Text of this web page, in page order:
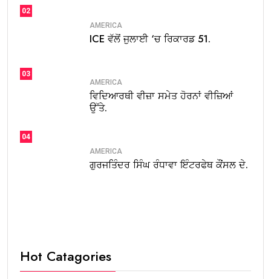
02
AMERICA
ICE ਵੱਲੋਂ ਜੁਲਾਈ ‘ਚ ਰਿਕਾਰਡ 51.
03
AMERICA
ਵਿਦਿਆਰਥੀ ਵੀਜ਼ਾ ਸਮੇਤ ਹੋਰਨਾਂ ਵੀਜ਼ਿਆਂ
ਉੱਤੇ.
04
AMERICA
ਗੁਰਜਤਿੰਦਰ ਸਿੰਘ ਰੰਧਾਵਾ ਇੰਟਰਫੇਥ ਕੌਂਸਲ ਦੇ.
Hot Catagories